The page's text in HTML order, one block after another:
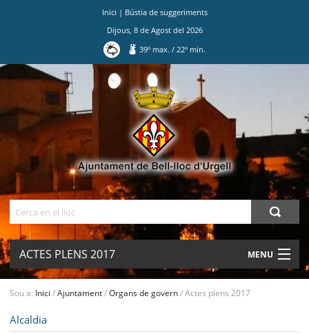
Inici | Bústia de suggeriments
Dijous, 8de Agostdel 2026
39º max./ 22º min.
ACTES PLENS 2017 MENU
MUNICIPI
Sou a: Inici /Ajuntament/Organs de govern/Actes plens 2017
Alcaldia